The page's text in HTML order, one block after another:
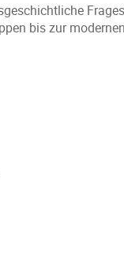
bis zur